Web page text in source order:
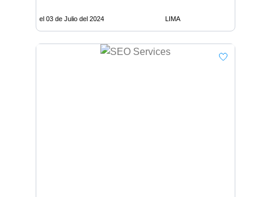
el 03 de Julio del 2024 LIMA